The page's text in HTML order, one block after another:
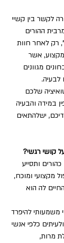
לקשר בין קשיי
ההורים
רק לאחר חוות
אשר
מגוונים
לבעיה.
שלכם
במידה והבעיה
ישלהתאים
קושי רגשי?
ותסייע
מקצועי ומוכח,
לה הוא
משמעותי להיפרד
כלפי אנשי
מרות,